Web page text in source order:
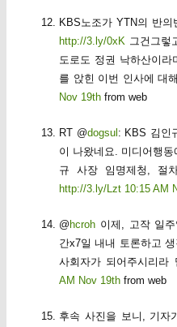
KBS노조가 YTN의 반의
http://3.ly/0xK 그건그렇
도로도 정권 낙하산이
를 앉힌 이번 인사에 대
Nov 19th from web
RT @dogsul : KBS 김인
이 나왔네요. 미디어행동
규 사장 임명제청, 절
http://3.ly/Lzt 10:15 AM
@ hcroh 이제, 고작 일
간x7일 내내 토론하고
사회자가 되어주시리라
AM Nov 19th from web
후속 사진을 보니, 기자